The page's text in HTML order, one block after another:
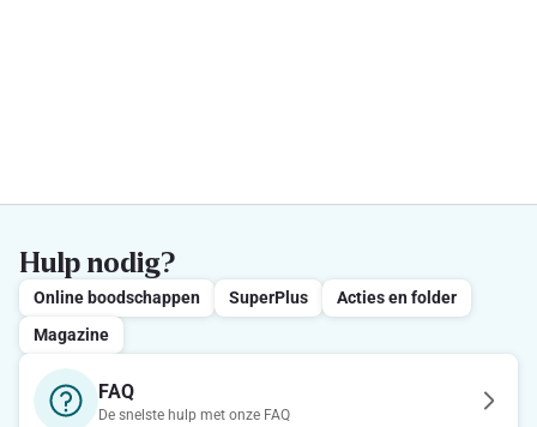
Hulp nodig?
Online boodschappen SuperPlus
Acties en folder
Magazine
FAQ
De snelste hulp met onze FAQ